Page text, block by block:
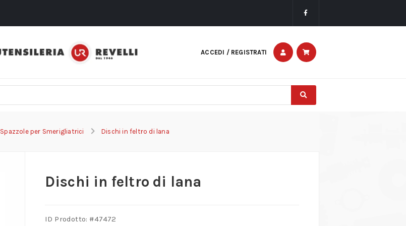
ACCEDI / REGISTRATI
Spazzole per Smerigliatrici Dischi in feltro di lana
Dischi in feltro di lana
ID Prodotto: #47472